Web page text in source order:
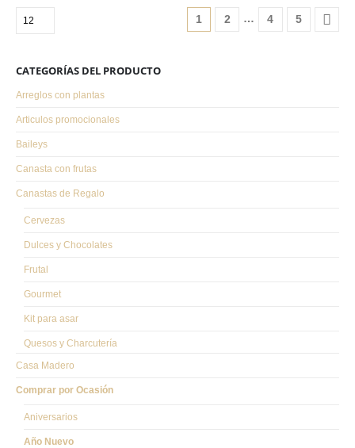
1 2 … 4 5
CATEGORÍAS DEL PRODUCTO
Arreglos con plantas
Articulos promocionales
Baileys
Canasta con frutas
Canastas de Regalo
Cervezas
Dulces y Chocolates
Frutal
Gourmet
Kit para asar
Quesos y Charcutería
Casa Madero
Comprar por Ocasión
Aniversarios
Año Nuevo